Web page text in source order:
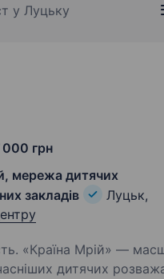
у Луцьку
000 грн
мережа дитячих
закладів
Луцьк,
дитячих